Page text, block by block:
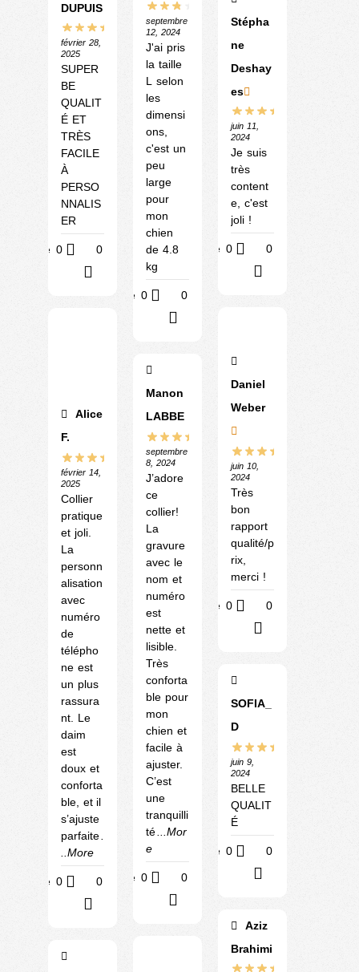
DUPUIS
février 28,
2025
SUPER
BE
QUALIT
É ET
TRÈS
FACILE
À
PERSO
NNALIS
ER
Utile 0 0
Alice
F.
février 14,
2025
Collier
pratique
et joli.
La
personn
alisation
avec
numéro
de
télépho
ne est
un plus
rassura
nt. Le
daim
est
doux et
conforta
ble, et il
s’ajuste
parfaite
..More
Utile 0 0
septembre
12, 2024
J'ai pris
la taille
L selon
les
dimensi
ons,
c'est un
peu
large
pour
mon
chien
de 4.8
kg
Utile 0 0
Manon
LABBE
septembre
8, 2024
J’adore
ce
collier!
La
gravure
avec le
nom et
numéro
est
nette et
lisible.
Très
conforta
ble pour
mon
chien et
facile à
ajuster.
C’est
une
tranquilli
té
...Mor
e
Utile 0 0
Stépha
ne
Deshay
es
juin 11,
2024
Je suis
très
content
e, c'est
joli !
Utile 0 0
Daniel
Weber
juin 10,
2024
Très
bon
rapport
qualité/p
rix,
merci !
Utile 0 0
SOFIA_
D
juin 9,
2024
BELLE
QUALIT
É
Utile 0 0
Aziz
Brahimi